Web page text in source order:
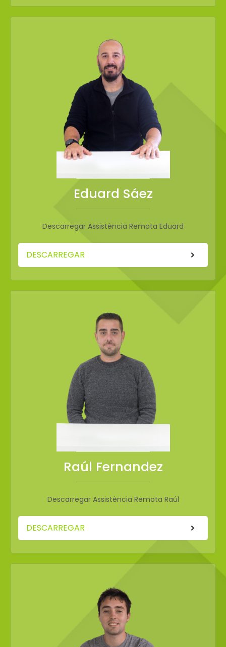
Eduard Sáez
Descarregar Assistència Remota Eduard
DESCARREGAR
Raúl Fernandez
Descarregar Assistència Remota Raúl
DESCARREGAR